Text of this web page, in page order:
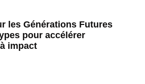
les Générations Futures
pour accélérer
impact